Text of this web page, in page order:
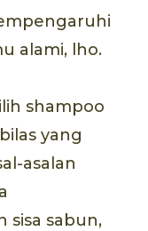
alami, lho.
shampoo
yang
asalan
sisa sabun,